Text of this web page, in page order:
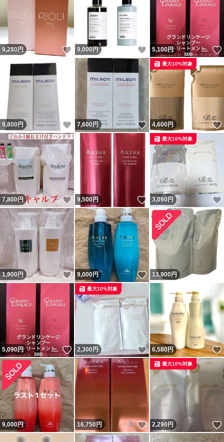
9,280円 いいね！
9,000 円 いいね！
5,100円
9,800円 いいね！
7,600円 いいね！
4,600円
最大10%対象
7,800円 いいね！
9,500円 いいね！
3,090 円
最大10%対象
1,900 円 いいね！
9,000円 いいね！
13,900円
5,090円 いいね！
2,300円 いいね！
最大10%対象
6,580円
9,000円 16,750円 いいね！
2,290円
最大10%対象